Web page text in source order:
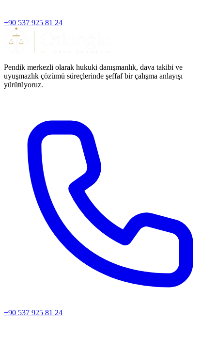
+90 537 925 81 24
Pendik merkezli olarak hukuki danışmanlık, dava takibi ve
uyuşmazlık çözümü süreçlerinde şeffaf bir çalışma anlayışı
yürütüyoruz.
+90 537 925 81 24